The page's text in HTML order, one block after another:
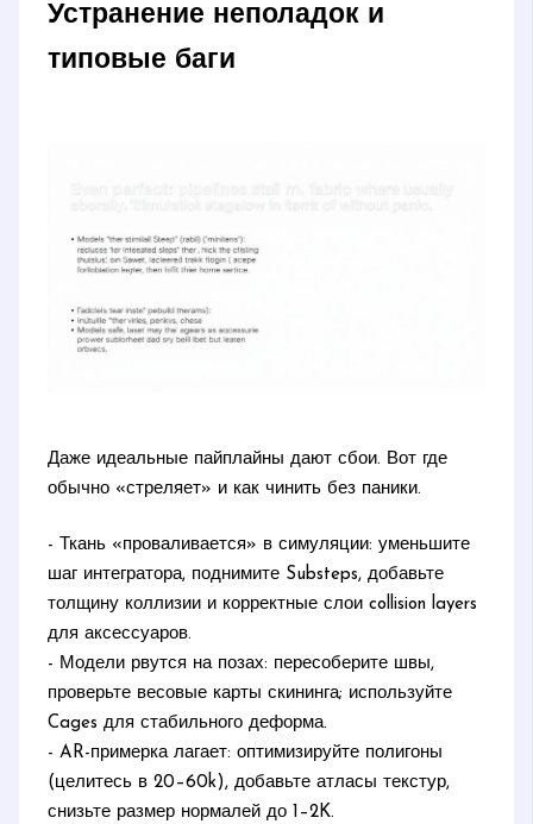
Устранение неполадок и
типовые баги
Даже идеальные пайплайны дают сбои. Вот где
обычно «стреляет» и как чинить без паники.
- Ткань «проваливается» в симуляции: уменьшите
шаг интегратора, поднимите Substeps, добавьте
толщину коллизии и корректные слои collision layers
для аксессуаров.
- Модели рвутся на позах: пересоберите швы,
проверьте весовые карты скининга; используйте
Cages для стабильного деформа.
- AR-примерка лагает: оптимизируйте полигоны
(целитесь в 20–60k), добавьте атласы текстур,
снизьте размер нормалей до 1–2K.